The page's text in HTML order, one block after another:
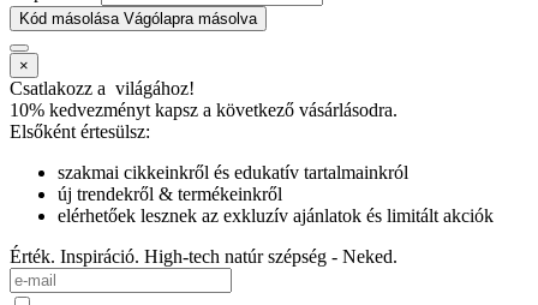
Kód másolása Vágólapra másolva
×
Csatlakozz a világához!
10% kedvezményt kapsz a következő vásárlásodra.
Elsőként értesülsz:
szakmai cikkeinkről és edukatív tartalmainkról
új trendekről & termékeinkről
elérhetőek lesznek az exkluzív ajánlatok és limitált akciók
Érték. Inspiráció. High-tech natúr szépség - Neked.